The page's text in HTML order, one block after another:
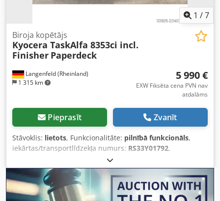
1 /7
Langenfeld (Rheinland)
1 315 km
Biroja kopētājs
Kyocera TaskAlfa 8353ci incl.
Finisher Paperdeck
5 990 €
EXW Fiksēta cena PVN nav
atdalāms
Pieprasīt Zvanīt
Stāvoklis: lietots, Funkcionalitāte: pilnībā funkcionāls,
iekārtas/transportlīdzekļa numurs: RS33Y01792,
Piedāvājam Kyocera TaskAlfa 8353ci krāsu
daudzfunkcionālo sistēmu. Pārdošanas objekts: 1 x
Kyocera TaskAlfa 8353ci ar šādu komplektāciju: - Papīra
padeve - Apdares bloks - Papīra kasešu statīvs x2 -